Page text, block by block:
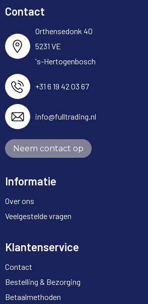
Contact
Orthensedonk 40
5231 VE
's-Hertogenbosch
+31 6 19 42 03 67
info@fulltrading.nl
Neem contact op
Informatie
Over ons
Veelgestelde vragen
Klantenservice
Contact
Bestelling & Bezorging
Betaalmethoden